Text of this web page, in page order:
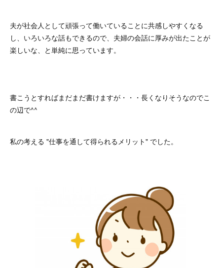
夫が社会人として頑張って働いていることに共感しやすくなる
し、いろいろな話もできるので、夫婦の会話に厚みが出たことが
楽しいな、と単純に思っています。
書こうとすればまだまだ書けますが・・・長くなりそうなのでこ
の辺で^^
私の考える "仕事を通して得られるメリット" でした。